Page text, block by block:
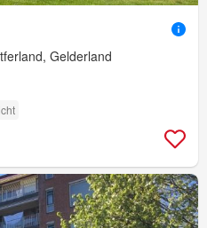
Gelderland